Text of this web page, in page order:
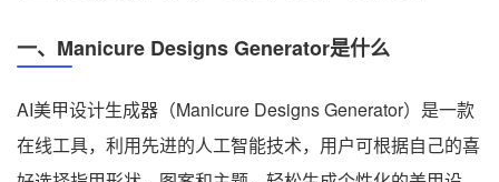
一、Manicure Designs Generator是什么
AI美甲设计生成器（Manicure Designs Generator）是一款
在线工具，利用先进的人工智能技术，用户可根据自己的喜